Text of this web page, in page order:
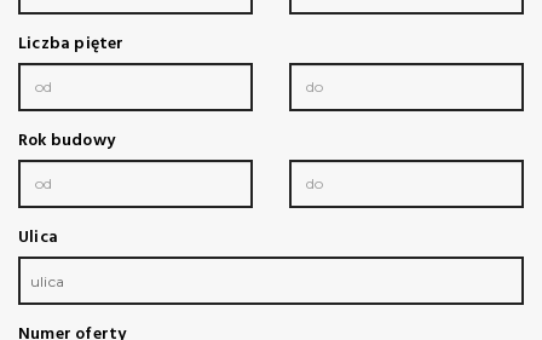
Liczba pięter
Rok budowy
Ulica
ulica